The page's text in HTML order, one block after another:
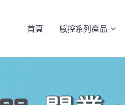
首頁 感控系列產品